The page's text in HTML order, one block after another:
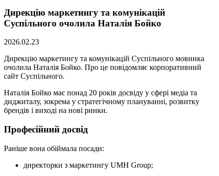
Дирекцію маркетингу та комунікацій
Суспільного очолила Наталія Бойко
2026.02.23
Дирекцію маркетингу та комунікацій Суспільного мовника
очолила Наталія Бойко. Про це повідомляє корпоративний
сайт Суспільного.
Наталія Бойко має понад 20 років досвіду у сфері медіа та
диджиталу, зокрема у стратегічному плануванні, розвитку
брендів і виході на нові ринки.
Професійний досвід
Раніше вона обіймала посади:
директорки з маркетингу UMH Group;